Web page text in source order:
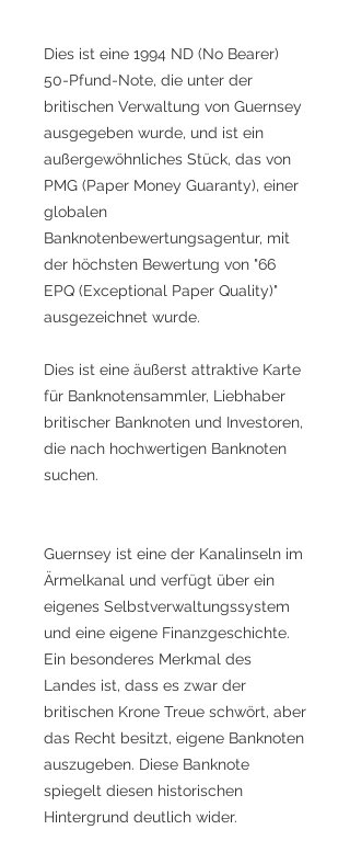
Dies ist eine 1994 ND (No Bearer)
50-Pfund-Note, die unter der
britischen Verwaltung von Guernsey
ausgegeben wurde, und ist ein
außergewöhnliches Stück, das von
PMG (Paper Money Guaranty), einer
globalen
Banknotenbewertungsagentur, mit
der höchsten Bewertung von "66
EPQ (Exceptional Paper Quality)"
ausgezeichnet wurde.
Dies ist eine äußerst attraktive Karte
für Banknotensammler, Liebhaber
britischer Banknoten und Investoren,
die nach hochwertigen Banknoten
suchen.
Guernsey ist eine der Kanalinseln im
Ärmelkanal und verfügt über ein
eigenes Selbstverwaltungssystem
und eine eigene Finanzgeschichte.
Ein besonderes Merkmal des
Landes ist, dass es zwar der
britischen Krone Treue schwört, aber
das Recht besitzt, eigene Banknoten
auszugeben. Diese Banknote
spiegelt diesen historischen
Hintergrund deutlich wider.